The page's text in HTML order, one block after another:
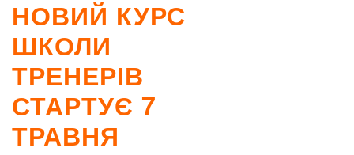
НОВИЙ КУРС
ШКОЛИ
ТРЕНЕРІВ
СТАРТУЄ 7
ТРАВНЯ